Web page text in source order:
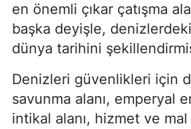
en önemli çıkar çatışma
başka deyişle,
dünya tarihini
Denizleri güvenlikleri için
savunma alanı, emperyal
intikal alanı, hizmet ve